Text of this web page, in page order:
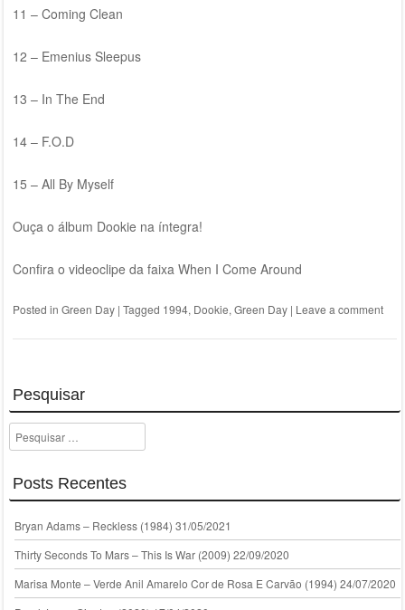
11 – Coming Clean
12 – Emenius Sleepus
13 – In The End
14 – F.O.D
15 – All By Myself
Ouça o álbum Dookie na íntegra!
Confira o videoclipe da faixa When I Come Around
Posted in Green Day | Tagged 1994, Dookie, Green Day | Leave a comment
Pesquisar
Pesquisar
Posts Recentes
Bryan Adams – Reckless (1984) 31/05/2021
Thirty Seconds To Mars – This Is War (2009) 22/09/2020
Marisa Monte – Verde Anil Amarelo Cor de Rosa E Carvão (1994) 24/07/2020